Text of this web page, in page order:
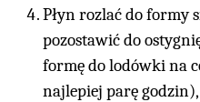
Płyn rozlać do
pozostawić do
formę do lodówki na
najlepiej parę godzin),